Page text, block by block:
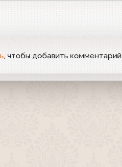
, чтобы добавить комментарий